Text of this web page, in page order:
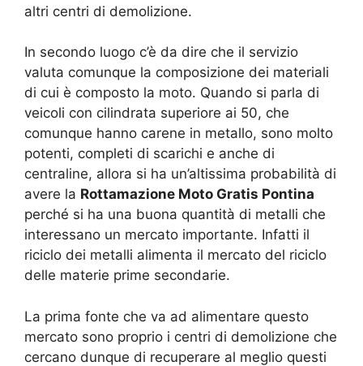
altri centri di demolizione.
In secondo luogo c’è da dire che il servizio
valuta comunque la composizione dei materiali
di cui è composto la moto. Quando si parla di
veicoli con cilindrata superiore ai 50, che
comunque hanno carene in metallo, sono molto
potenti, completi di scarichi e anche di
centraline, allora si ha un’altissima probabilità di
avere la Rottamazione Moto Gratis Pontina
perché si ha una buona quantità di metalli che
interessano un mercato importante. Infatti il
riciclo dei metalli alimenta il mercato del riciclo
delle materie prime secondarie.
La prima fonte che va ad alimentare questo
mercato sono proprio i centri di demolizione che
cercano dunque di recuperare al meglio questi